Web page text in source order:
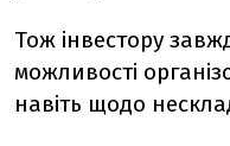
Тож інвестору
можливості
навіть щодо